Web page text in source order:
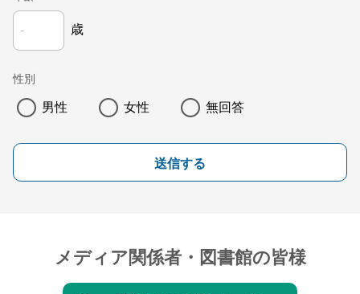
歳
性別
男性 女性 無回答
送信する
メディア関係者・図書館の皆様